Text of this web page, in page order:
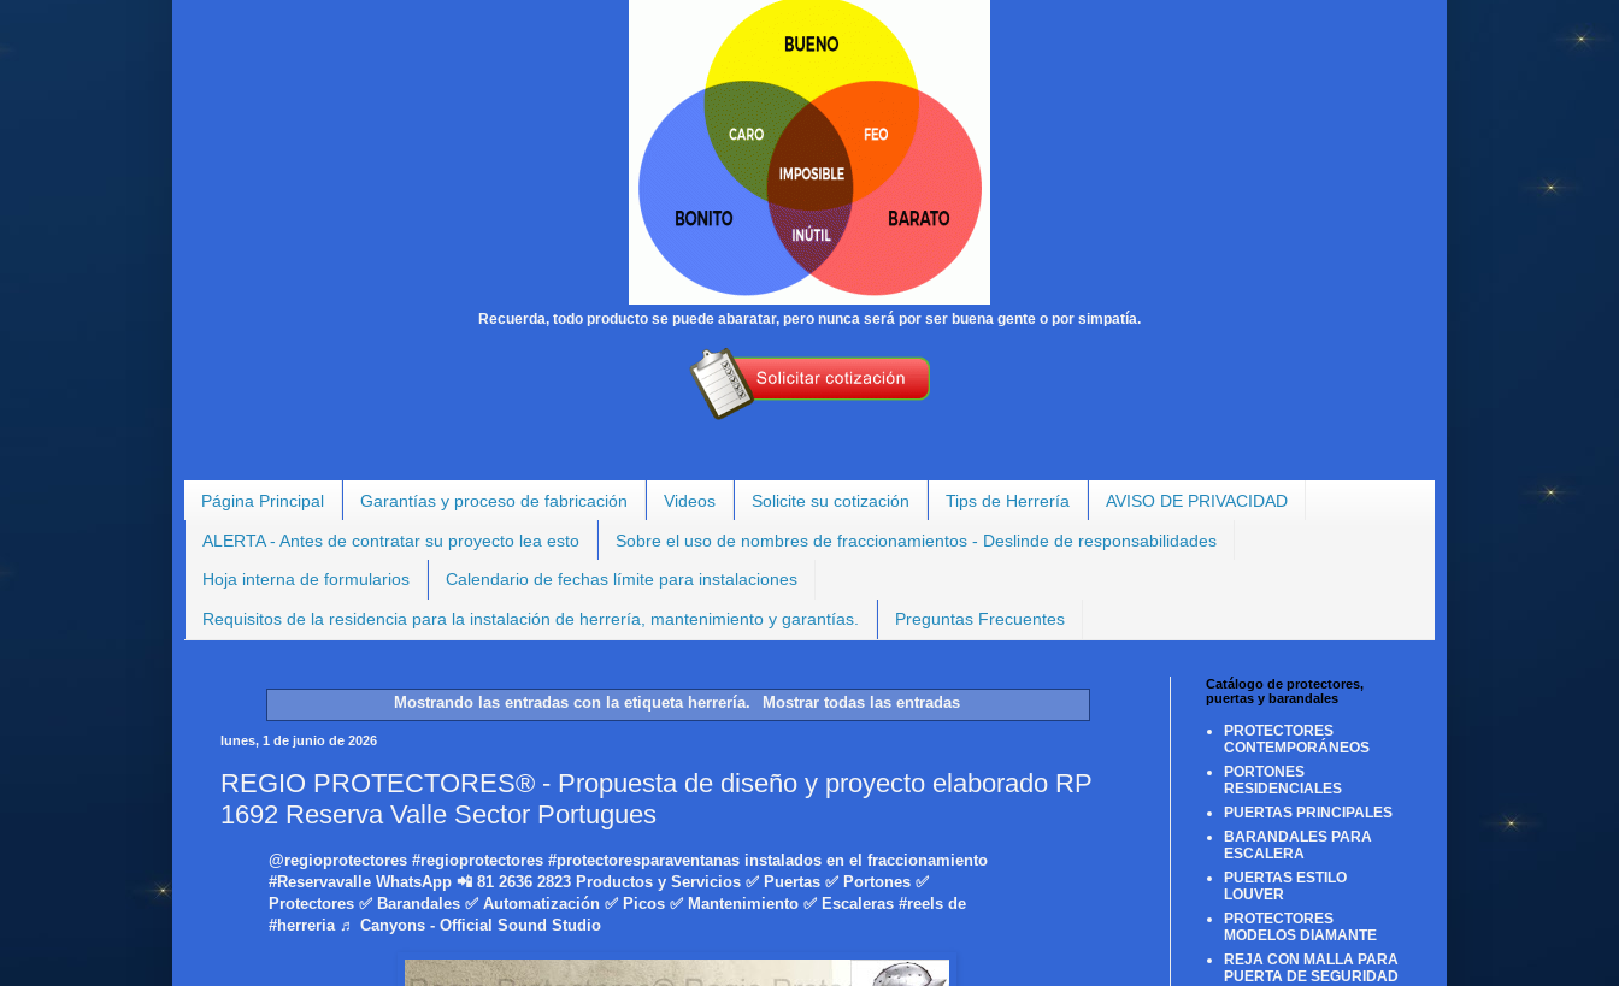
Recuerda, todo producto se puede abaratar, pero nunca será por ser buena gente o por simpatía.
Página Principal Garantías y proceso de fabricación Videos Solicite su cotización Tips de Herrería AVISO DE PRIVACIDAD
ALERTA - Antes de contratar su proyecto lea esto Sobre el uso de nombres de fraccionamientos - Deslinde de responsabilidades
Hoja interna de formularios Calendario de fechas límite para instalaciones
Requisitos de la residencia para la instalación de herrería, mantenimiento y garantías. Preguntas Frecuentes
Mostrando las entradas con la etiqueta herrería. Mostrar todas las entradas
lunes, 1 de junio de 2026
REGIO PROTECTORES® - Propuesta de diseño y proyecto elaborado RP
1692 Reserva Valle Sector Portugues
@regioprotectores #regioprotectores #protectoresparaventanas instalados en el fraccionamiento
#Reservavalle WhatsApp 📲 81 2636 2823 Productos y Servicios ✅ Puertas ✅ Portones ✅
Protectores ✅ Barandales ✅ Automatización ✅ Picos ✅ Mantenimiento ✅ Escaleras #reels de
#herreria ♬ Canyons - Official Sound Studio
Catálogo de protectores,
puertas y barandales
PROTECTORES
CONTEMPORÁNEOS
PORTONES
RESIDENCIALES
PUERTAS PRINCIPALES
BARANDALES PARA
ESCALERA
PUERTAS ESTILO
LOUVER
PROTECTORES
MODELOS DIAMANTE
REJA CON MALLA PARA
PUERTA DE SEGURIDAD